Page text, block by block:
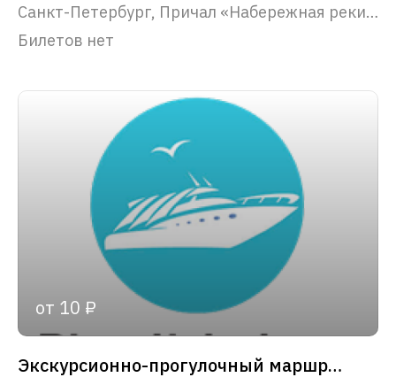
Санкт-Петербург, Причал «Набережная реки Фонтанки, 53»
Билетов нет
от 10 ₽
Экскурсионно-прогулочный маршрут "Парадный Петербург"